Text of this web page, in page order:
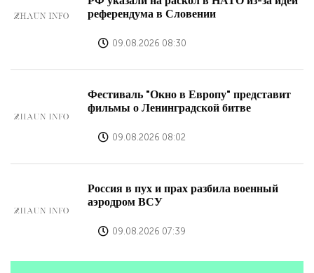
референдума в Словении
09.08.2026 08:30
Фестиваль "Окно в Европу" представит
фильмы о Ленинградской битве
09.08.2026 08:02
Россия в пух и прах разбила военный
аэродром ВСУ
09.08.2026 07:39